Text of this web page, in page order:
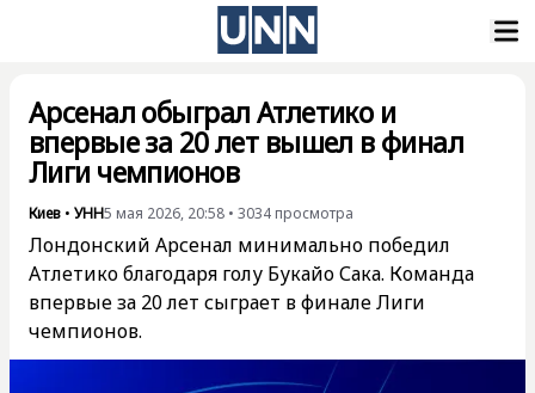
Арсенал обыграл Атлетико и
впервые за 20 лет вышел в финал
Лиги чемпионов
Киев • УНН5 мая 2026, 20:58 • 3034 просмотра
Лондонский Арсенал минимально победил
Атлетико благодаря голу Букайо Сака. Команда
впервые за 20 лет сыграет в финале Лиги
чемпионов.